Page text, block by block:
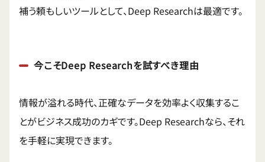
補う頼もしいツールとして、Deep Researchは最適です。
今こそDeep Researchを試すべき理由
情報が溢れる時代、正確なデータを効率よく収集するこ
とがビジネス成功のカギです。Deep Researchなら、それ
を手軽に実現できます。